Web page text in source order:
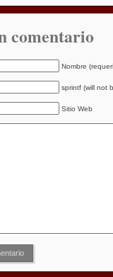
comentario
Nombre
sprintf (will not
Sitio Web